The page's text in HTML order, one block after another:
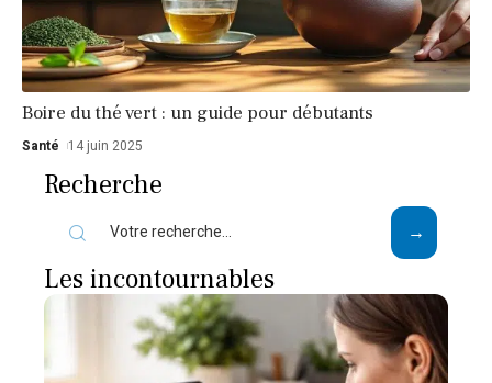
Boire du thé vert : un guide pour débutants
Santé 14 juin 2025
Recherche
Les incontournables